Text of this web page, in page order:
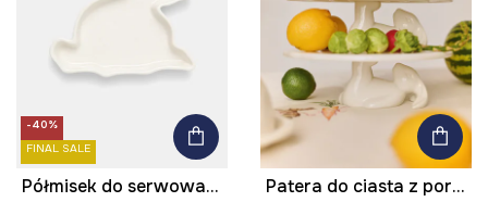
-40%
FINAL SALE
Półmisek do serwowania z porcelany
Patera do ciasta z porcelany